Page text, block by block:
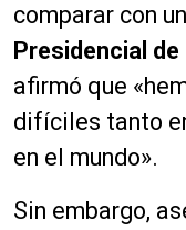
comparar con
Presidencial
afirmó que
difíciles tanto
en el mundo».
Sin embargo,